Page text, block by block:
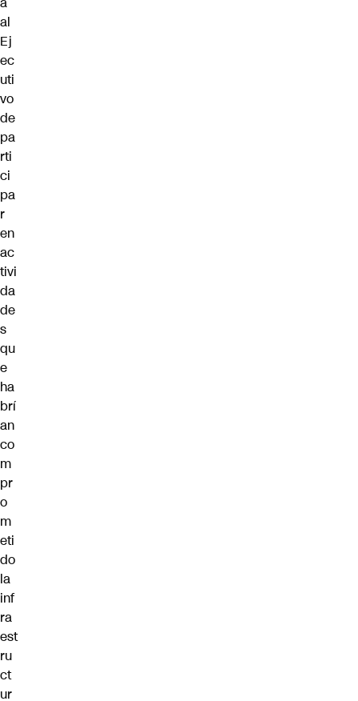
al
Ej
ec
uti
vo
de
pa
rti
ci
pa
r
en
ac
tivi
da
de
s
qu
e
ha
brí
an
co
m
pr
o
m
eti
do
la
inf
ra
est
ru
ct
ur